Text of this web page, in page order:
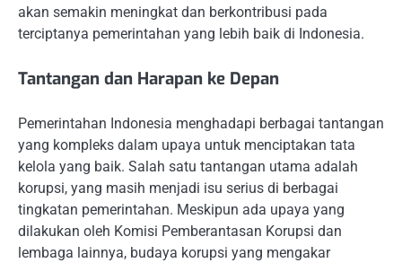
akan semakin meningkat dan berkontribusi pada
terciptanya pemerintahan yang lebih baik di Indonesia.
Tantangan dan Harapan ke Depan
Pemerintahan Indonesia menghadapi berbagai tantangan
yang kompleks dalam upaya untuk menciptakan tata
kelola yang baik. Salah satu tantangan utama adalah
korupsi, yang masih menjadi isu serius di berbagai
tingkatan pemerintahan. Meskipun ada upaya yang
dilakukan oleh Komisi Pemberantasan Korupsi dan
lembaga lainnya, budaya korupsi yang mengakar